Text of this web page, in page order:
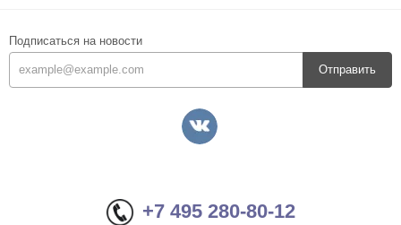
Подписаться на новости
Отправить
+7 495 280-80-12